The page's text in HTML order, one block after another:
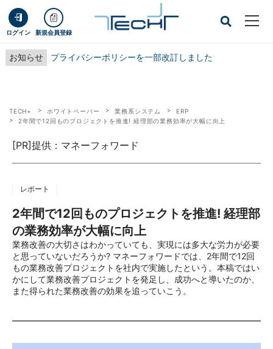
ログイン 新規会員登録
お知らせ プライバシーポリシーを一部改訂しました
TECH+ ホワイトペーパー 業務系システム
ERP
2年間で12回ものプロジェクトを推進! 経理部の業務効率が大幅に向上
[PR]提供：マネーフォワード
レポート
2年間で12回ものプロジェクトを推進! 経理部
の業務効率が大幅に向上
業務改善の大切さはわかっていても、実現には多大な労力が必要
と思っていないだろうか? マネーフォワードでは、2年間で12回
もの業務改善プロジェクトを社内で実施したという。本稿ではい
かにして業務改善プロジェクトを発足し、成功へと導いたのか、
また得られた業務改善の効果を追っていこう。